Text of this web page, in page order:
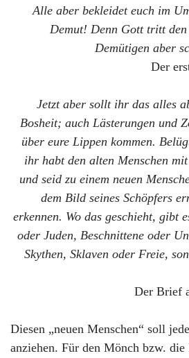
Alle aber bekleidet euch im
Demut! Denn Gott tritt den
Demütigen aber
Der
Jetzt aber sollt ihr das alles
Bosheit; auch Lästerungen und
über eure Lippen kommen.
ihr habt den alten Menschen
und seid zu einem neuen
dem Bild seines Schöpfers
erkennen. Wo das geschieht, gibt
oder Juden, Beschnittene oder
Skythen, Sklaven oder Freie,
Der Brief
Diesen „neuen Menschen“ soll
anziehen. Für den Mönch bzw.